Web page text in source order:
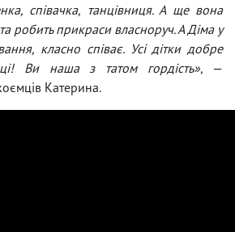
співачка, танцівниця. А ще вона
робить прикраси власноруч. А Діма у
класно співає. Усі дітки добре
Ви наша з татом гордість», —
Катерина.